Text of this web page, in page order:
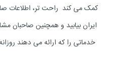
کمک می کند راحت تر، اطلاعات
ایران بیابید و همچنین صاحبان
خدماتی را که ارائه می دهند